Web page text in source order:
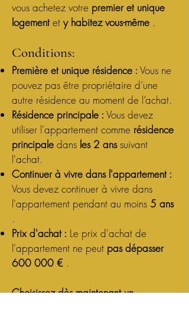
vous achetez votre premier et unique
logementet y habitez vous-même .
Conditions:
Première et unique résidence : Vous ne
pouvez pas être propriétaire d’une
autre résidence au moment de l’achat.
Résidence principale : Vous devez
utiliser l'appartement comme résidence
principale dans les 2 anssuivant
l'achat.
Continuer à vivre dans l'appartement :
Vous devez continuer à vivre dans
l'appartement pendant au moins 5 ans
.
Prix d'achat : Le prix d'achat de
l'appartement ne peut pas dépasser
600 000 € .
Choisissez dès maintenant un